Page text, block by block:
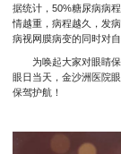
据统计，50%糖尿病病
情越重，病程越久，发
病视网膜病变的同时对
为唤起大家对眼睛保
眼日当天，金沙洲医院
保驾护航！